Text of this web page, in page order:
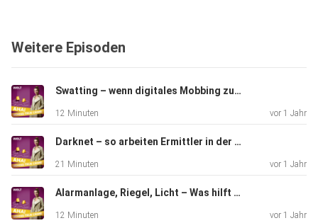
Studien zum Thema CTE findet ihr unter den folgenden
https://jamanetwork.com/journals/jama/fullarticle/264510
4 -
https://www.deutsche-
alzheimer.de/fileadmin/Alz/pdf/factsheets/infoblatt25_c
hronische_traumatische_enzephalopathie_dalzg.pdf
https://www.msdmanuals.com/de/heim/st%C3%B6rungen-
der-hirn-r%C3%BCckenmarks-und-nervenfunktion/delirium-
Weitere Episoden
Swatting – wenn digitales Mobbing zum Großeinsatz führt
12 Minuten vor 1 Jahr
Darknet – so arbeiten Ermittler in der digitalen Unterwelt
21 Minuten vor 1 Jahr
Alarmanlage, Riegel, Licht – Was hilft wirklich gegen Einbrüche?
12 Minuten vor 1 Jahr